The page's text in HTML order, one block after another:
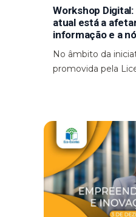
Workshop
atual está a
informação e a
No âmbito da
promovida pela